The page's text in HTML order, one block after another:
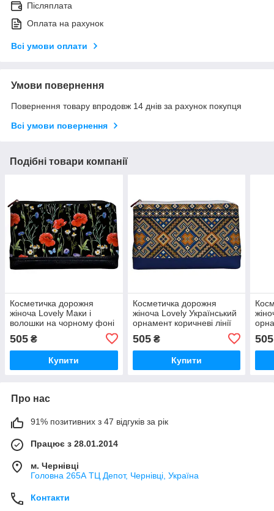
Післяплата
Оплата на рахунок
Всі умови оплати
Умови повернення
Повернення товару впродовж 14 днів за рахунок покупця
Всі умови повернення
Подібні товари компанії
Косметичка дорожня
жіноча Lovely Маки і
волошки на чорному фоні
(KK_22U001_BL)
505 ₴
Купити
Косметичка дорожня
жіноча Lovely Український
орнамент коричневі лінії
(KK_15UKR032_TSI)
505₴
Купити
505
Про нас
91% позитивних з 47 відгуків за рік
Працює з 28.01.2014
м. Чернівці
Головна 265А ТЦ Депот, Чернівці, Україна
Контакти